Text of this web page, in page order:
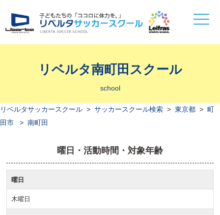
toggle
リベルタ南町田スクール
school
リベルタサッカースクール > サッカースクール検索 > 東京都 > 町
田市
> 南町田
曜日・活動時間・対象年齢
曜日
木曜日